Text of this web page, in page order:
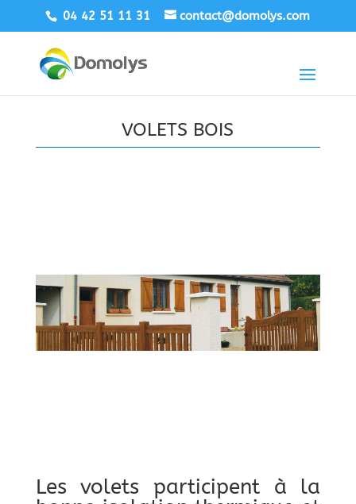
04 42 51 11 31 contact@domolys.com
VOLETS BOIS
Les volets participent à la